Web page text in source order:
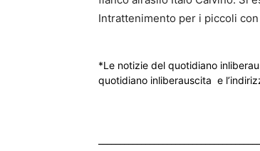
Intrattenimento per i piccoli
*Le notizie del quotidiano
quotidiano inliberauscita e